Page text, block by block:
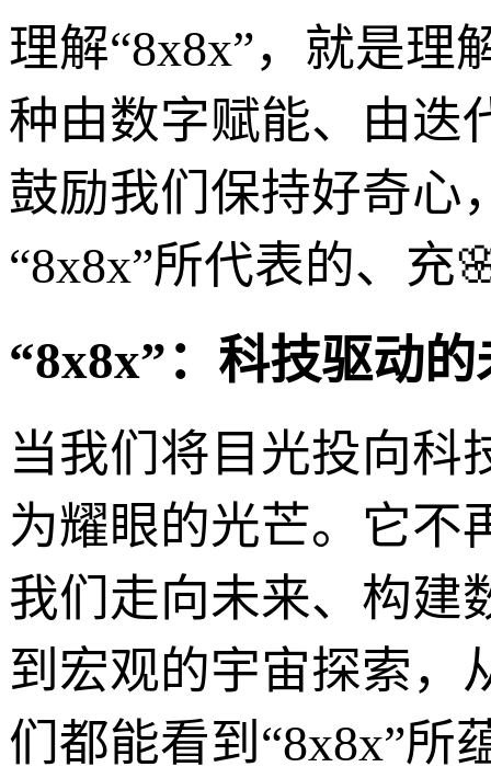
理解“8x8x”，就是
种由数字赋能、由迭
鼓励我们保持好奇心
“8x8x”所代表的、充
“8x8x”：科技驱动
当我们将目光投向科
为耀眼的光芒。它不
我们走向未来、构建
到宏观的宇宙探索，
们都能看到“8x8x”所